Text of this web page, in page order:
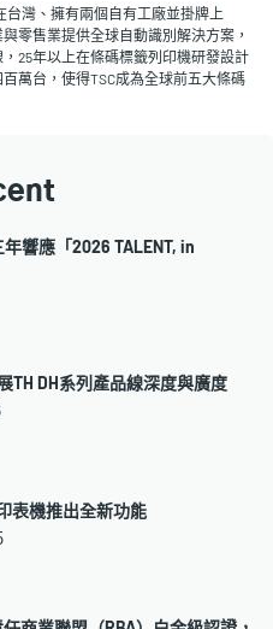
台灣、擁有兩個自有工廠並掛牌上
零售業提供全球自動識別解決方案，
25年以上在條碼標籤列印機研發設計
萬台，使得TSC成為全球前五大條碼
響應「2026 TALENT, in
TH DH系列產品線深度與廣度
表機推出全新功能